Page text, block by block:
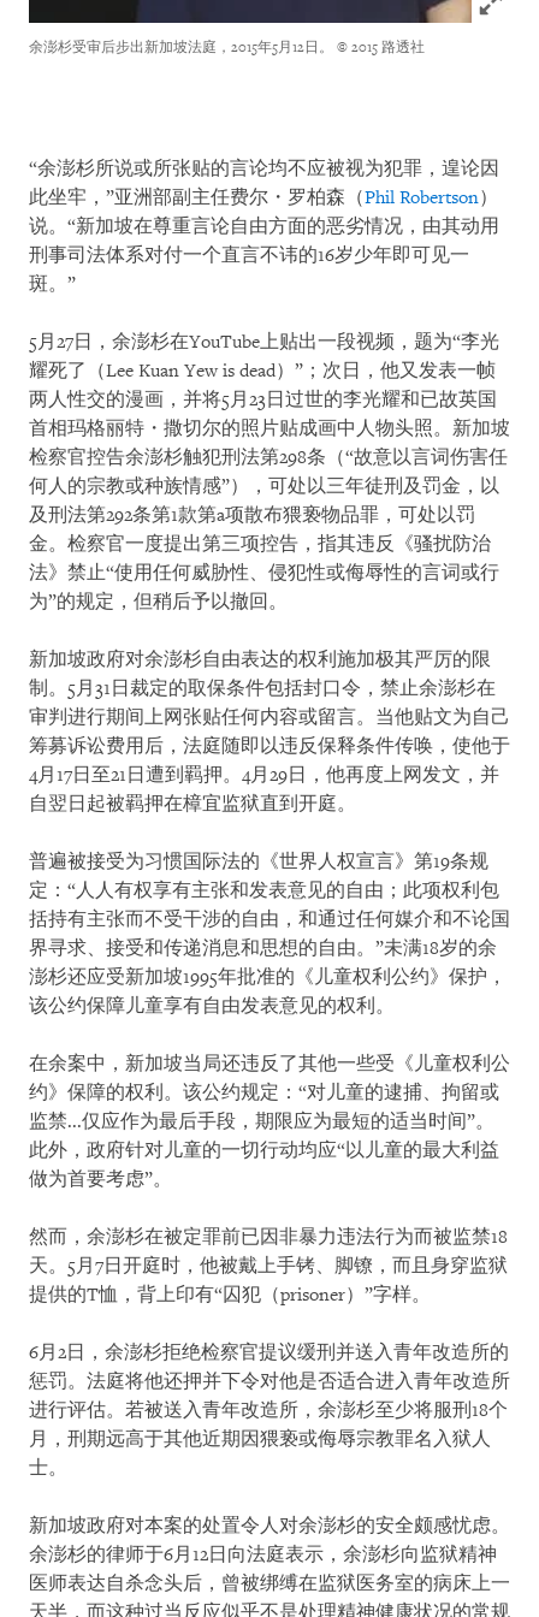
余澎杉受审后步出新加坡法庭，2015年5月12日。 © 2015 路透社
“余澎杉所说或所张贴的言论均不应被视为犯罪，遑论因
此坐牢，”亚洲部副主任费尔・罗柏森（Phil Robertson）
说。“新加坡在尊重言论自由方面的恶劣情况，由其动用
刑事司法体系对付一个直言不讳的16岁少年即可见一
斑。”
5月27日，余澎杉在YouTube上贴出一段视频，题为“李光
耀死了（Lee Kuan Yew is dead）”；次日，他又发表一帧
两人性交的漫画，并将5月23日过世的李光耀和已故英国
首相玛格丽特・撒切尔的照片贴成画中人物头照。新加坡
检察官控告余澎杉触犯刑法第298条（“故意以言词伤害任
何人的宗教或种族情感”），可处以三年徒刑及罚金，以
及刑法第292条第1款第a项散布猥亵物品罪，可处以罚
金。检察官一度提出第三项控告，指其违反《骚扰防治
法》禁止“使用任何威胁性、侵犯性或侮辱性的言词或行
为”的规定，但稍后予以撤回。
新加坡政府对余澎杉自由表达的权利施加极其严厉的限
制。5月31日裁定的取保条件包括封口令，禁止余澎杉在
审判进行期间上网张贴任何内容或留言。当他贴文为自己
筹募诉讼费用后，法庭随即以违反保释条件传唤，使他于
4月17日至21日遭到羁押。4月29日，他再度上网发文，并
自翌日起被羁押在樟宜监狱直到开庭。
普遍被接受为习惯国际法的《世界人权宣言》第19条规
定：“人人有权享有主张和发表意见的自由；此项权利包
括持有主张而不受干涉的自由，和通过任何媒介和不论国
界寻求、接受和传递消息和思想的自由。”未满18岁的余
澎杉还应受新加坡1995年批准的《儿童权利公约》保护，
该公约保障儿童享有自由发表意见的权利。
在余案中，新加坡当局还违反了其他一些受《儿童权利公
约》保障的权利。该公约规定：“对儿童的逮捕、拘留或
监禁...仅应作为最后手段，期限应为最短的适当时间”。
此外，政府针对儿童的一切行动均应“以儿童的最大利益
做为首要考虑”。
然而，余澎杉在被定罪前已因非暴力违法行为而被监禁18
天。5月7日开庭时，他被戴上手铐、脚镣，而且身穿监狱
提供的T恤，背上印有“囚犯（prisoner）”字样。
6月2日，余澎杉拒绝检察官提议缓刑并送入青年改造所的
惩罚。法庭将他还押并下令对他是否适合进入青年改造所
进行评估。若被送入青年改造所，余澎杉至少将服刑18个
月，刑期远高于其他近期因猥亵或侮辱宗教罪名入狱人
士。
新加坡政府对本案的处置令人对余澎杉的安全颇感忧虑。
余澎杉的律师于6月12日向法庭表示，余澎杉向监狱精神
医师表达自杀念头后，曾被绑缚在监狱医务室的病床上一
天半，而这种过当反应似乎不是处理精神健康状况的常规